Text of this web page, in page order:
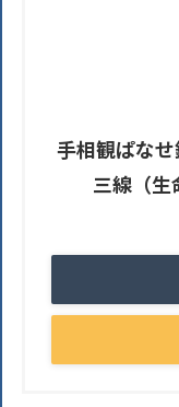
手相観ぱな
三線（生